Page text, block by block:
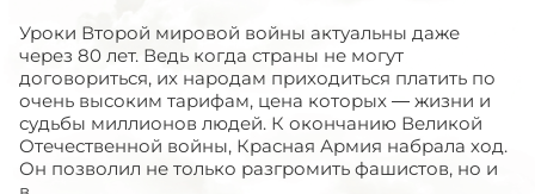
Уроки Второй мировой войны актуальны даже
через 80 лет. Ведь когда страны не могут
договориться, их народам приходиться платить по
очень высоким тарифам, цена которых — жизни и
судьбы миллионов людей. К окончанию Великой
Отечественной войны, Красная Армия набрала ход.
Он позволил не только разгромить фашистов, но и